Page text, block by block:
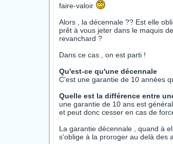
faire-valoir
Alors , la décennale ?? Est elle
prêt à vous jeter dans le maquis
revanchard ?
Dans ce cas , on est parti !
Qu'est-ce qu'une décennale
C'est une garantie de 10 années
Quelle est la différence entre
une garantie de 10 ans est
et peut donc cesser en cas de
La garantie décennale , quand à
s'oblige à la proroger au delà des